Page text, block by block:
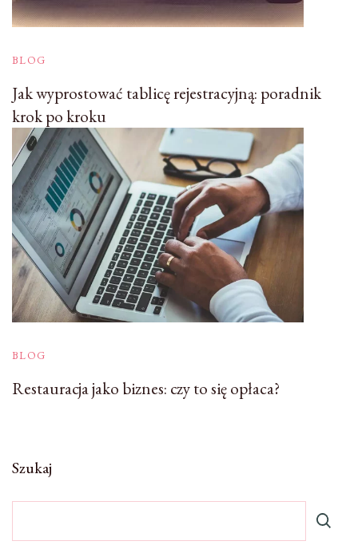
BLOG
Jak wyprostować tablicę rejestracyjną: poradnik
krok po kroku
BLOG
Restauracja jako biznes: czy to się opłaca?
Szukaj